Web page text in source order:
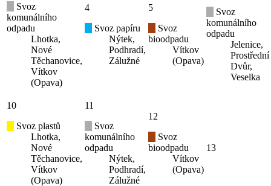
Svoz
komunálního
odpadu
Lhotka,
Nové
Těchanovice,
Vítkov
(Opava)
4
Svoz papíru
Nýtek,
Podhradí,
Zálužné
5
Svoz
bioodpadu
Vítkov
(Opava)
Svoz
komunálního
odpadu
Jelenice,
Prostřední
Dvůr,
Veselka
10
Svoz plastů
Lhotka,
Nové
Těchanovice,
Vítkov
(Opava)
11
Svoz
komunálního
odpadu
Nýtek,
Podhradí,
Zálužné
12
Svoz
bioodpadu
Vítkov
(Opava)
13